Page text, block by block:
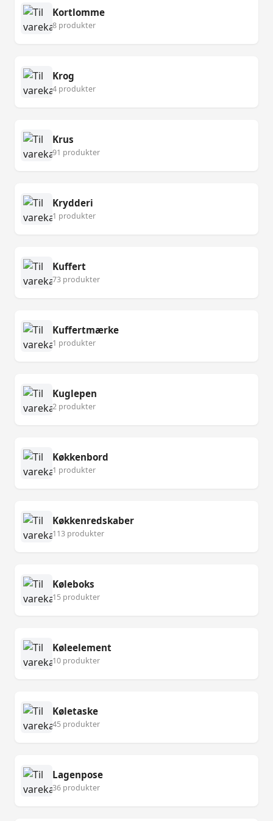
Kortlomme
8 produkter
Krog
4 produkter
Krus
91 produkter
Krydderi
1 produkter
Kuffert
73 produkter
Kuffertmærke
1 produkter
Kuglepen
2 produkter
Køkkenbord
1 produkter
Køkkenredskaber
113 produkter
Køleboks
15 produkter
Køleelement
10 produkter
Køletaske
45 produkter
Lagenpose
36 produkter